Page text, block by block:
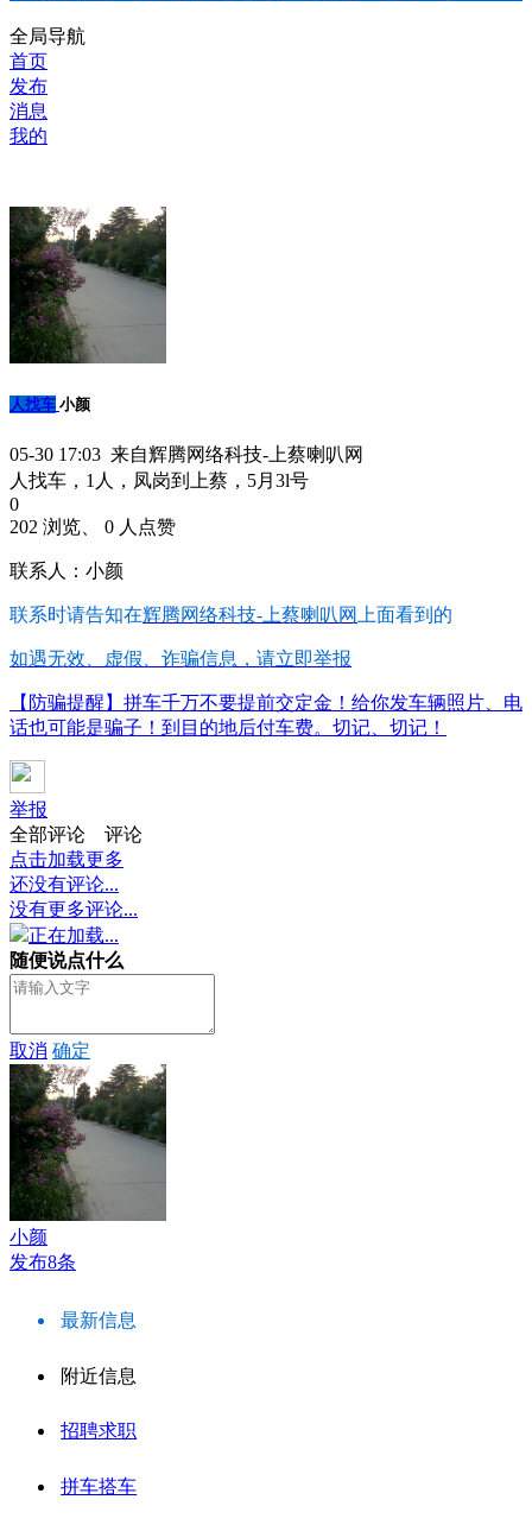
全局导航
首页
发布
消息
我的
人找车 小颜
05-30 17:03 来自辉腾网络科技-上蔡喇叭网
人找车，1人，凤岗到上蔡，5月3l号
0
202 浏览、 0 人点赞
联系人：小颜
联系时请告知在辉腾网络科技-上蔡喇叭网 上面看到的
如遇无效、虚假、诈骗信息，请立即举报
【防骗提醒】拼车千万不要提前交定金！给你发车辆照片、电
话也可能是骗子！到目的地后付车费。切记、切记！
举报
全部评论
评论
点击加载更多
还没有评论...
没有更多评论...
正在加载...
随便说点什么
取消 确定
小颜
发布8条
最新信息
附近信息
招聘求职
拼车搭车